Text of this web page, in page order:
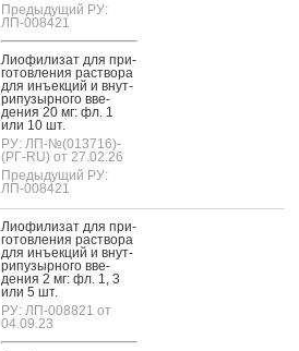
Предыдущий РУ:
ЛП-008421
Ли­офи­лизат для при­
готов­ле­ния рас­тво­ра
для инъ­ек­ций и внут­
ри­пузыр­но­го вве­
дения 20 мг: фл. 1
или 10 шт.
РУ: ЛП-№(013716)-
(РГ-RU) от 27.02.26
Предыдущий РУ:
ЛП-008421
Ли­офи­лизат для при­
готов­ле­ния рас­тво­ра
для инъ­ек­ций и внут­
ри­пузыр­но­го вве­
дения 2 мг: фл. 1, 3
или 5 шт.
РУ: ЛП-008821 от
04.09.23